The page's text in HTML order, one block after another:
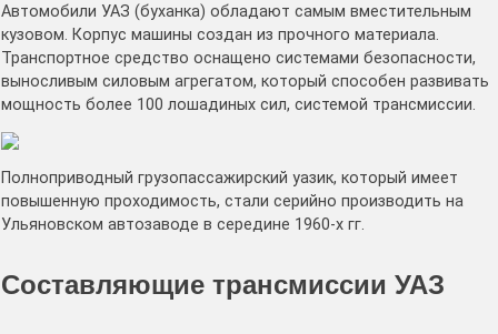
Автомобили УАЗ (буханка) обладают самым вместительным
кузовом. Корпус машины создан из прочного материала.
Транспортное средство оснащено системами безопасности,
выносливым силовым агрегатом, который способен развивать
мощность более 100 лошадиных сил, системой трансмиссии.
Полноприводный грузопассажирский уазик, который имеет
повышенную проходимость, стали серийно производить на
Ульяновском автозаводе в середине 1960-х гг.
Составляющие трансмиссии УАЗ